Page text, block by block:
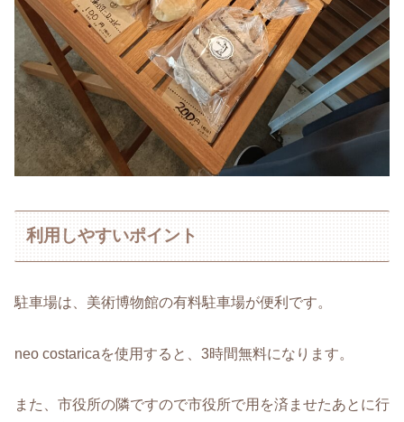
利用しやすいポイント
駐車場は、美術博物館の有料駐車場が便利です。
neo costaricaを使用すると、3時間無料になります。
また、市役所の隣ですので市役所で用を済ませたあとに行